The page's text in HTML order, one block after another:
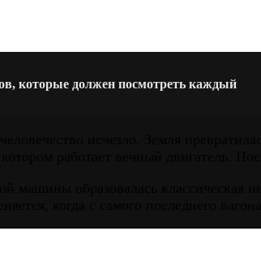
которые должен посмотреть каждый